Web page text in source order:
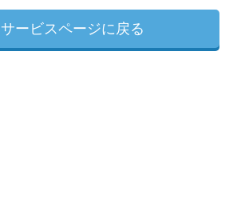
サービスページに戻る